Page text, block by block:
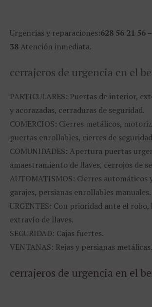
Urgencias y reparaciones:628 56 21 56
38Atención inmediata.
cerrajeros de urgencia en el
PARTICULARES: Puertas de interior,
y acorazadas, cerraduras de seguridad.
COMERCIOS: Cierres metálicos,
puertas enrollables, cierres de
COMUNIDADES: Apertura puertas
amaestramiento de llaves, cerrojos de
AUTOMATISMOS: Cierres automáticos
garajes, persianas enrollables manuales.
URGENTES: Con prioridad ante el
extravío de llaves.
SEGURIDAD: Cajas fuertes.
VENTANAS: Rejas y persianas metálicas.
cerrajeros de urgencia en el